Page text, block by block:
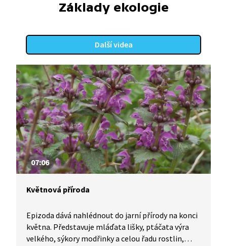
Základy ekologie
Další videa
07:06
Květnová příroda
Epizoda dává nahlédnout do jarní přírody na konci
května. Představuje mláďata lišky, ptáčata výra
velkého, sýkory modřinky a celou řadu rostlin,